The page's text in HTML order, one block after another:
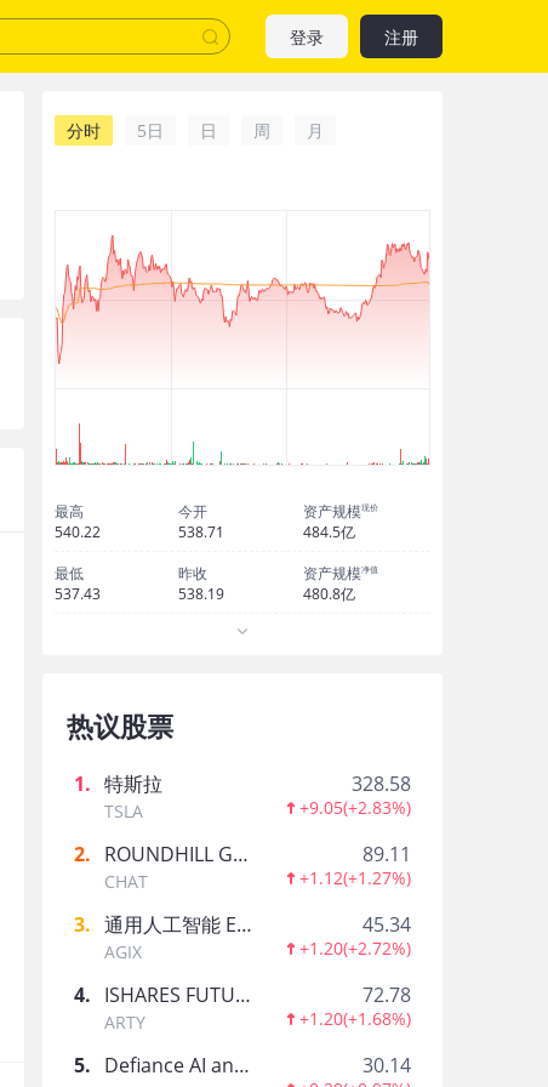
登录 注册
道琼斯指数8月7日（周五）收盘上涨151.42
指数8月7日（周五）
美股开盘：三大指数集体上涨，存储板块盘中
国际金融报·08-07 16:12
美股走势分化，道琼斯指数跌0.12%，纳斯
每日经济新闻
分时 5日 日 周 月
最高
540.22
今开
538.71
资产规模现价
484.5亿
最低
537.43
昨收
538.19
资产规模净值
480.8亿
热议股票
1. 特斯拉
TSLA
328.58
+9.05(+2.83%)
2. ROUNDHILL GENERATIVE AI & TECHNOLOGY ETF
CHAT
89.11
+1.12(+1.27%)
3. 通用人工智能 ETF-AGIX
AGIX
45.34
+1.20(+2.72%)
4. ISHARES FUTURE AI & TECH ETF
ARTY
72.78
+1.20(+1.68%)
5. Defiance AI and Power Infrastructure ETF 30.14